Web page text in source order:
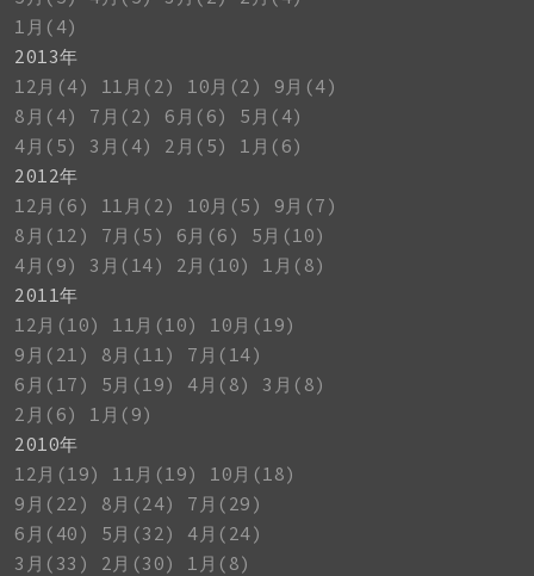
1月(4)
2013年
12月(4)
11月(2) 10月(2)
9月(4)
8月(4)
7月(2) 6月(6)
5月(4)
4月(5)
3月(4) 2月(5)
1月(6)
2012年
12月(6)
11月(2) 10月(5)
9月(7)
8月(12)
7月(5) 6月(6)
5月(10)
4月(9)
3月(14) 2月(10)
1月(8)
2011年
12月(10)
11月(10)
10月(19)
9月(21)
8月(11)
7月(14)
6月(17)
5月(19) 4月(8)
3月(8)
2月(6)
1月(9)
2010年
12月(19)
11月(19)
10月(18)
9月(22)
8月(24)
7月(29)
6月(40)
5月(32)
4月(24)
3月(33)
2月(30)
1月(8)